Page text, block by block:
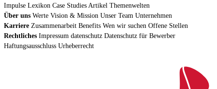
Impulse Lexikon Case Studies Artikel Themenwelten
Über uns Werte Vision & Mission Unser Team Unternehmen
Karriere Zusammenarbeit Benefits Wen wir suchen Offene Stellen
Rechtliches Impressum datenschutz Datenschutz für Bewerber
Haftungsausschluss Urheberrecht